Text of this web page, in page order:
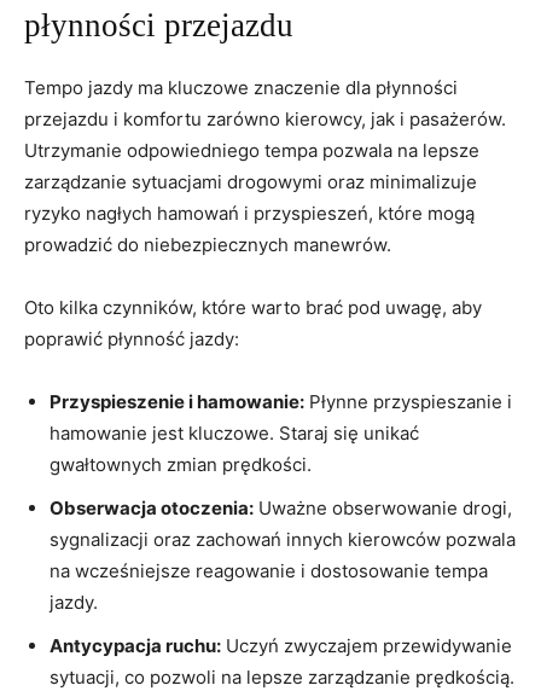
płynności przejazdu
Tempo jazdy ma kluczowe znaczenie dla płynności
przejazdu i komfortu zarówno kierowcy, jak i pasażerów.
Utrzymanie odpowiedniego tempa pozwala na lepsze
zarządzanie sytuacjami drogowymi oraz minimalizuje
ryzyko nagłych hamowań i przyspieszeń, które mogą
prowadzić do niebezpiecznych manewrów.
Oto kilka czynników, które warto brać pod uwagę, aby
poprawić płynność jazdy:
Przyspieszenie i hamowanie: Płynne przyspieszanie i
hamowanie jest kluczowe. Staraj się unikać
gwałtownych zmian prędkości.
Obserwacja otoczenia: Uważne obserwowanie drogi,
sygnalizacji oraz zachowań innych kierowców pozwala
na wcześniejsze reagowanie i dostosowanie tempa
jazdy.
Antycypacja ruchu: Uczyń zwyczajem przewidywanie
sytuacji, co pozwoli na lepsze zarządzanie prędkością.